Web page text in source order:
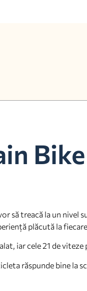
Bike
să treacă la un
plăcută la fiecare
iar cele 21 de
răspunde bine la